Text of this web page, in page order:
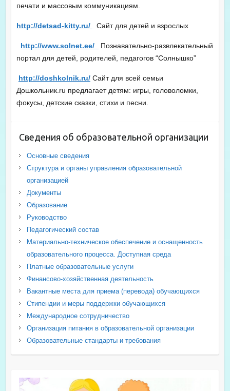
печати и массовым коммуникациям.
http://detsad-kitty.ru/ Сайт для детей и взрослых
http://www.solnet.ee/
Познавательно-развлекательный
портал для детей, родителей, педагогов “Солнышко”
http://doshkolnik.ru/ Сайт для всей семьи
Дошкольник.ru предлагает детям: игры, головоломки,
фокусы, детские сказки, стихи и песни.
Сведения об образовательной организации
Основные сведения
Структура и органы управления образовательной
организацией
Документы
Образование
Руководство
Педагогический состав
Материально-техническое обеспечение и оснащенность
образовательного процесса. Доступная среда
Платные образовательные услуги
Финансово-хозяйственная деятельность
Вакантные места для приема (перевода) обучающихся
Стипендии и меры поддержки обучающихся
Международное сотрудничество
Организация питания в образовательной организации
Образовательные стандарты и требования